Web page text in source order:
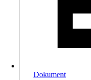
Dokument